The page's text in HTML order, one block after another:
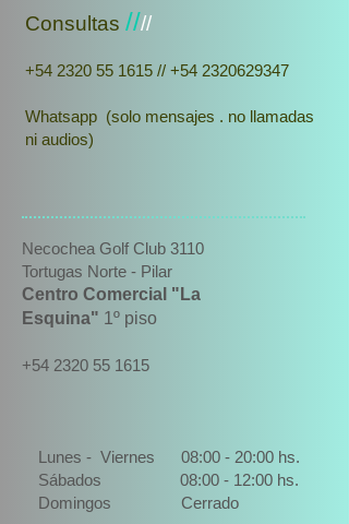
Consultas ////
+54 2320 55 1615 // +54 2320629347
Whatsapp (solo mensajes . no llamadas
ni audios)
Necochea Golf Club 3110
Tortugas Norte - Pilar
Centro Comercial "La
Esquina" 1º piso
+54 2320 55 1615
Lunes - Viernes 08:00 - 20:00 hs.
Sábados 08:00 - 12:00 hs.
Domingos Cerrado